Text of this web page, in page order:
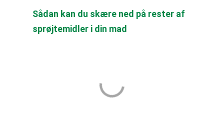
Sådan kan du skære ned på rester af
sprøjtemidler i din mad